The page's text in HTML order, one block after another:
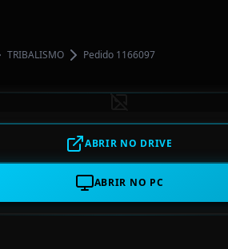
TRIBALISMO Pedido 1166097
ABRIR NO DRIVE
ABRIR NO PC